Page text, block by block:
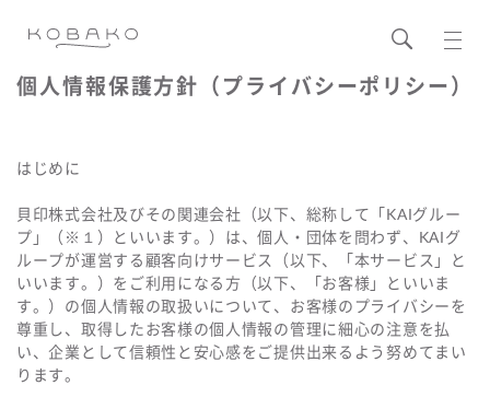
個人情報保護方針（プライバシーポリシー）
はじめに
貝印株式会社及びその関連会社（以下、総称して「KAIグルー
プ」（※１）といいます。）は、個人・団体を問わず、KAIグ
ループが運営する顧客向けサービス（以下、「本サービス」と
いいます。）をご利用になる方（以下、「お客様」といいま
す。）の個人情報の取扱いについて、お客様のプライバシーを
尊重し、取得したお客様の個人情報の管理に細心の注意を払
い、企業として信頼性と安心感をご提供出来るよう努めてまい
ります。